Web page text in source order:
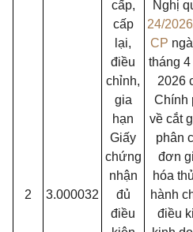
2 3.000032
cấp,
cấp
lại,
điều
chỉnh,
gia
hạn
Giấy
chứng
nhận
đủ
điều
Nghị
24/
CP
tháng 4
2026
Chính
về cắt
phân
đơn
hóa
hành
điều